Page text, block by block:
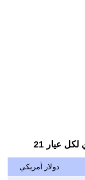
عيار 21
دولار أمريكي